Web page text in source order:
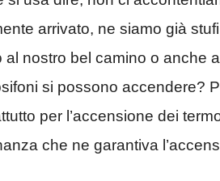
arrivato, ne siamo già
al nostro bel camino o anche
si possono accendere?
per l’accensione dei
che ne garantiva